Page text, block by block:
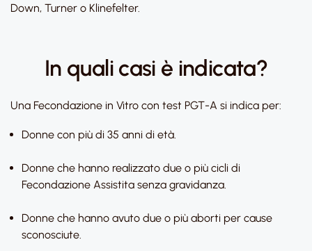
Down, Turner o Klinefelter.
In quali casi è indicata?
Una Fecondazione in Vitro con test PGT-A si indica per:
Donne con più di 35 anni di età.
Donne che hanno realizzato due o più cicli di
Fecondazione Assistita senza gravidanza.
Donne che hanno avuto due o più aborti per cause
sconosciute.